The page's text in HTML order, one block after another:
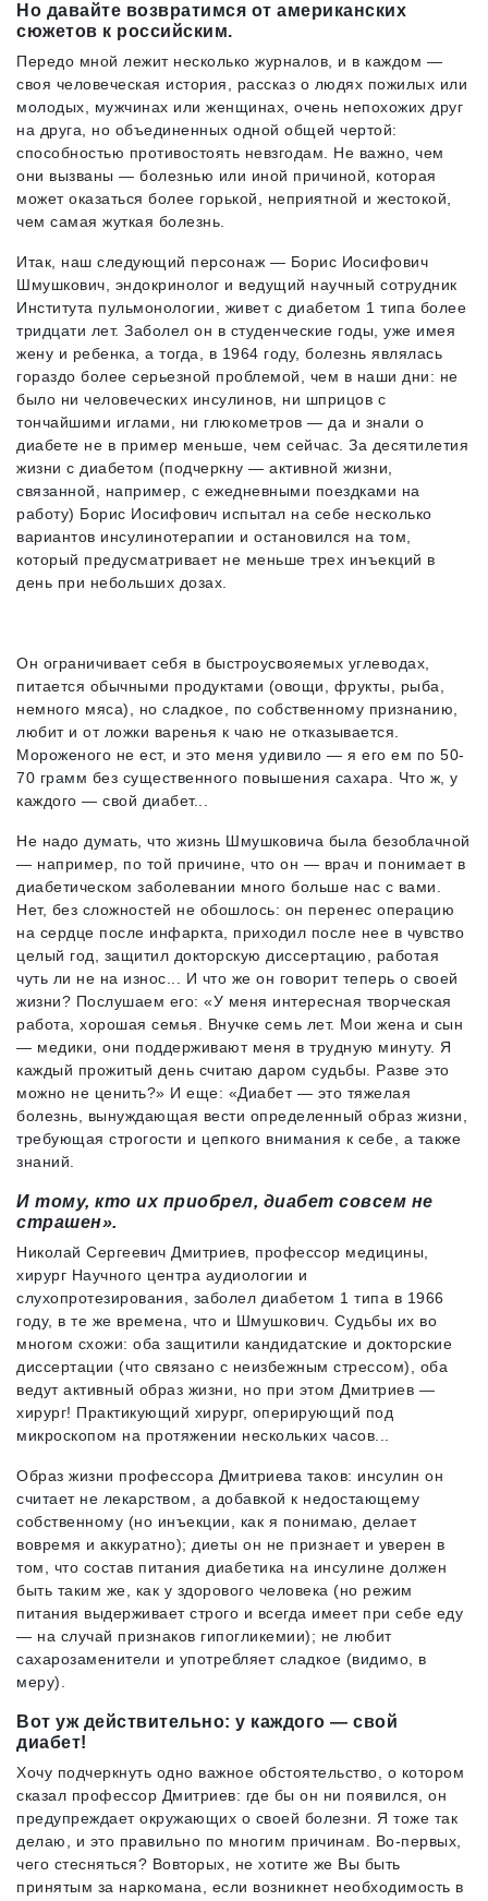
Но давайте возвратимся от американских
сюжетов к российским.
Передо мной лежит несколько журналов, и в каждом —
своя человеческая история, рассказ о людях пожилых или
молодых, мужчинах или женщинах, очень непохожих друг
на друга, но объединенных одной общей чертой:
способностью противостоять невзгодам. Не важно, чем
они вызваны — болезнью или иной причиной, которая
может оказаться более горькой, неприятной и жестокой,
чем самая жуткая болезнь.
Итак, наш следующий персонаж — Борис Иосифович
Шмушкович, эндокринолог и ведущий научный сотрудник
Института пульмонологии, живет с диабетом 1 типа более
тридцати лет. Заболел он в студенческие годы, уже имея
жену и ребенка, а тогда, в 1964 году, болезнь являлась
гораздо более серьезной проблемой, чем в наши дни: не
было ни человеческих инсулинов, ни шприцов с
тончайшими иглами, ни глюкометров — да и знали о
диабете не в пример меньше, чем сейчас. За десятилетия
жизни с диабетом (подчеркну — активной жизни,
связанной, например, с ежедневными поездками на
работу) Борис Иосифович испытал на себе несколько
вариантов инсулинотерапии и остановился на том,
который предусматривает не меньше трех инъекций в
день при небольших дозах.
Он ограничивает себя в быстроусвояемых углеводах,
питается обычными продуктами (овощи, фрукты, рыба,
немного мяса), но сладкое, по собственному признанию,
любит и от ложки варенья к чаю не отказывается.
Мороженого не ест, и это меня удивило — я его ем по 50-
70 грамм без существенного повышения сахара. Что ж, у
каждого — свой диабет...
Не надо думать, что жизнь Шмушковича была безоблачной
— например, по той причине, что он — врач и понимает в
диабетическом заболевании много больше нас с вами.
Нет, без сложностей не обошлось: он перенес операцию
на сердце после инфаркта, приходил после нее в чувство
целый год, защитил докторскую диссертацию, работая
чуть ли не на износ... И что же он говорит теперь о своей
жизни? Послушаем его: «У меня интересная творческая
работа, хорошая семья. Внучке семь лет. Мои жена и сын
— медики, они поддерживают меня в трудную минуту. Я
каждый прожитый день считаю даром судьбы. Разве это
можно не ценить?» И еще: «Диабет — это тяжелая
болезнь, вынуждающая вести определенный образ жизни,
требующая строгости и цепкого внимания к себе, а также
знаний.
И тому, кто их приобрел, диабет совсем не
страшен».
Николай Сергеевич Дмитриев, профессор медицины,
хирург Научного центра аудиологии и
слухопротезирования, заболел диабетом 1 типа в 1966
году, в те же времена, что и Шмушкович. Судьбы их во
многом схожи: оба защитили кандидатские и докторские
диссертации (что связано с неизбежным стрессом), оба
ведут активный образ жизни, но при этом Дмитриев —
хирург! Практикующий хирург, оперирующий под
микроскопом на протяжении нескольких часов...
Образ жизни профессора Дмитриева таков: инсулин он
считает не лекарством, а добавкой к недостающему
собственному (но инъекции, как я понимаю, делает
вовремя и аккуратно); диеты он не признает и уверен в
том, что состав питания диабетика на инсулине должен
быть таким же, как у здорового человека (но режим
питания выдерживает строго и всегда имеет при себе еду
— на случай признаков гипогликемии); не любит
сахарозаменители и употребляет сладкое (видимо, в
меру).
Вот уж действительно: у каждого — свой
диабет!
Хочу подчеркнуть одно важное обстоятельство, о котором
сказал профессор Дмитриев: где бы он ни появился, он
предупреждает окружающих о своей болезни. Я тоже так
делаю, и это правильно по многим причинам. Во-первых,
чего стесняться? Вовторых, не хотите же Вы быть
принятым за наркомана, если возникнет необходимость в